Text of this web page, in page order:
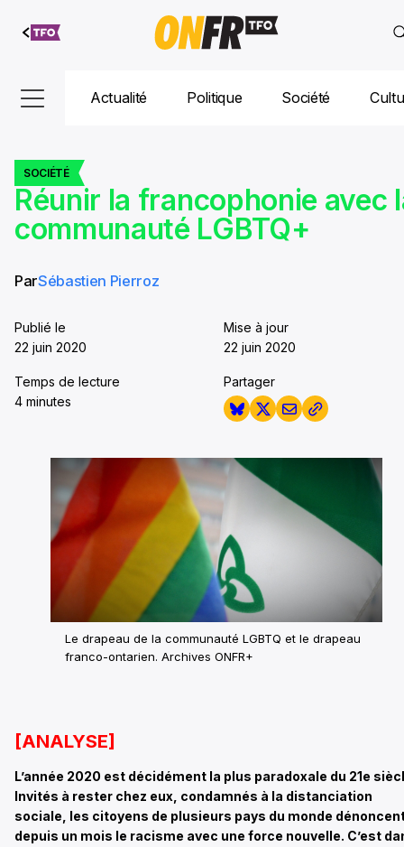
Aller au
contenu
Actualité Politique Société
SOCIÉTÉ
Réunir la francophonie avec
communauté LGBTQ+
ParSébastien Pierroz
Publié le
22 juin 2020
Mise à jour
22 juin 2020
Temps de lecture
4 minutes
Partager
Le drapeau de la communauté LGBTQ et le drapeau
franco-ontarien. Archives ONFR+
[ANALYSE]
L’année 2020 est décidément la plus paradoxale du 21e
Invités à rester chez eux, condamnés à la distanciation
sociale, les citoyens de plusieurs pays du monde
depuis un mois le racisme avec une force nouvelle. C’est